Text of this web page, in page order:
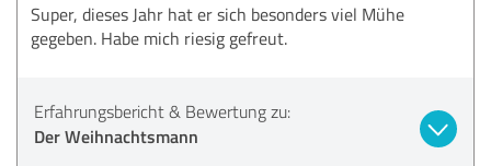
Super, dieses Jahr hat er sich besonders viel Mühe
gegeben. Habe mich riesig gefreut.
Erfahrungsbericht & Bewertung zu:
Der Weihnachtsmann